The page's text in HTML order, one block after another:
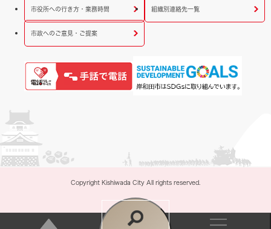
市役所への行き方・業務時間 組織別連絡先一覧
市政へのご意見・ご提案
Copyright Kishiwada City All rights reserved.